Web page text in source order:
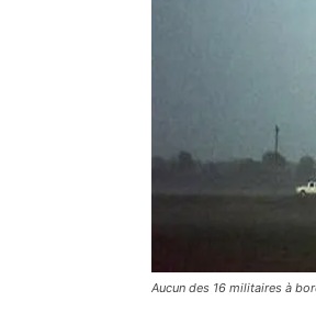
Aucun des 16 militaires à